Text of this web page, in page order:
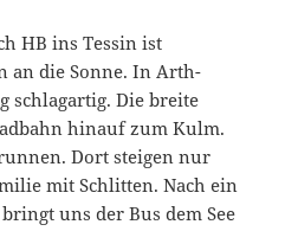
HB ins Tessin ist
an die Sonne. In Arth-
schlagartig. Die breite
hinauf zum Kulm.
Dort steigen nur
mit Schlitten. Nach ein
uns der Bus dem See